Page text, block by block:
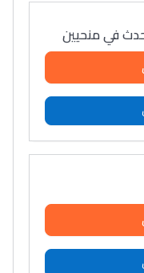
في منحيين